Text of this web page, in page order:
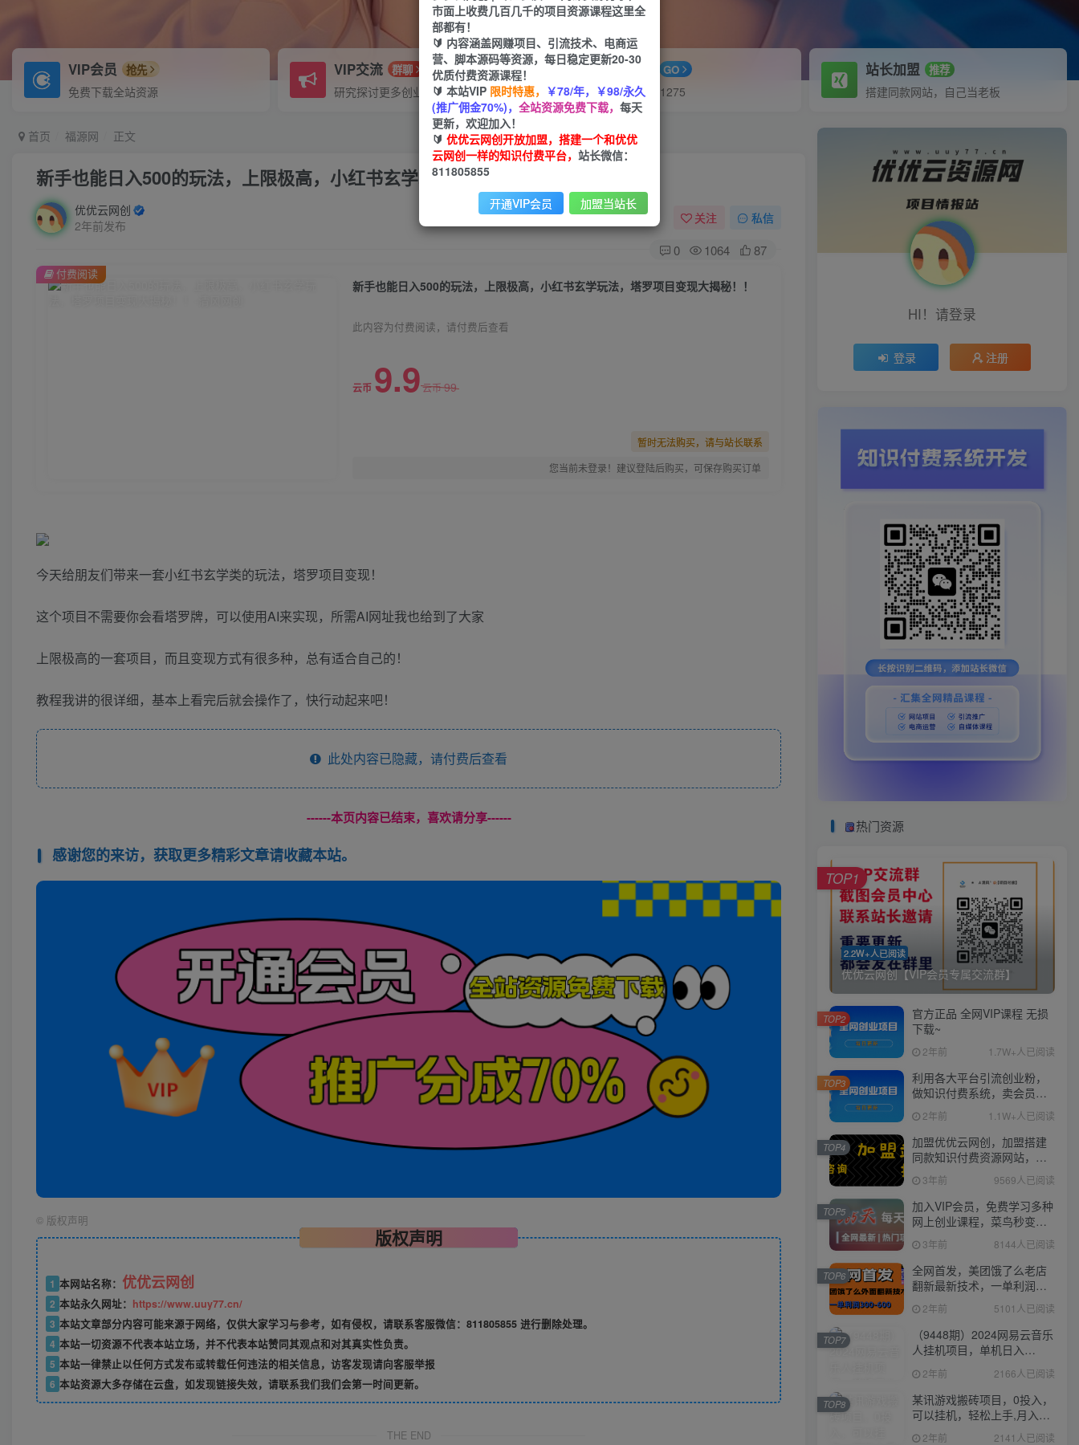
VIP会员 抢先
免费下载全站资源
VIP交流 群聊
研究探讨更多创业项目路子。
APP下载 GO
站长V：hu91275
站长加盟 推荐
搭建同款网站，自己当老板
首页 福源网 正文
新手也能日入500的玩法，上限极高，小红书玄学玩法，塔罗项目变现大揭秘！！
优优云网创
2年前发布
关注 私信
0 1064 87
新手也能日入500的玩法，上限极高，小红书玄学玩法，塔罗项目变现大揭秘！！
此内容为付费阅读，请付费后查看
云币 9.9云币99
暂时无法购买，请与站长联系
您当前未登录！建议登陆后购买，可保存购买订单
付费阅读
今天给朋友们带来一套小红书玄学类的玩法，塔罗项目变现！
这个项目不需要你会看塔罗牌，可以使用AI来实现，所需AI网址我也给到了大家
上限极高的一套项目，而且变现方式有很多种，总有适合自己的！
教程我讲的很详细，基本上看完后就会操作了，快行动起来吧！
此处内容已隐藏，请付费后查看
------本页内容已结束，喜欢请分享------
感谢您的来访，获取更多精彩文章请收藏本站。
© 版权声明
版权声明
1 本网站名称： 优优云网创
2 本站永久网址： https://www.uuy77.cn/
3 本站文章部分内容可能来源于网络，仅供大家学习与参考，如有侵权，请联系客服微信：811805855 进行删除处理。
4 本站一切资源不代表本站立场，并不代表本站赞同其观点和对其真实性负责。
5 本站一律禁止以任何方式发布或转载任何违法的相关信息，访客发现请向客服举报
6 本站资源大多存储在云盘，如发现链接失效，请联系我们我们会第一时间更新。
THE END
HI！请登录
登录 注册
热门资源
2.2W+人已阅读
优优云网创【VIP会员专属交流群】
TOP1
官方正品 全网VIP课程 无损
下载~
2年前 1.7W+人已阅读
TOP2
利用各大平台引流创业粉，
做知识付费系统，卖会员，
卖课程，实现日入几百几千
2年前 1.1W+人已阅读
TOP3
加盟优优云网创，加盟搭建
同款知识付费资源网站，实
现长期稳定被动收入~
3年前 9569人已阅读
TOP4
加入VIP会员，免费学习多种
网上创业课程，菜鸟秒变大
神！
3年前 8144人已阅读
TOP5
全网首发，美团饿了么老店
翻新最新技术，一单利润
300-600
2年前 5101人已阅读
TOP6
（9448期）2024网易云音乐
人挂机项目，单机日入
150+，无脑月入5000+
2年前 2166人已阅读
TOP7
某讯游戏搬砖项目，0投入，
可以挂机，轻松上手,月入
3000+上不封顶
2年前 2141人已阅读
TOP8
市面上收费几百几千的项目资源课程这里全
部都有！
🔰 内容涵盖网赚项目、引流技术、电商运
营、脚本源码等资源，每日稳定更新20-30
优质付费资源课程！
🔰 本站VIP 限时特惠， ￥78/年，￥98/永久
(推广佣金70%)， 全站资源免费下载， 每天
更新，欢迎加入！
🔰 优优云网创开放加盟，搭建一个和优优
云网创一样的知识付费平台， 站长微信：
811805855
开通VIP会员 加盟当站长